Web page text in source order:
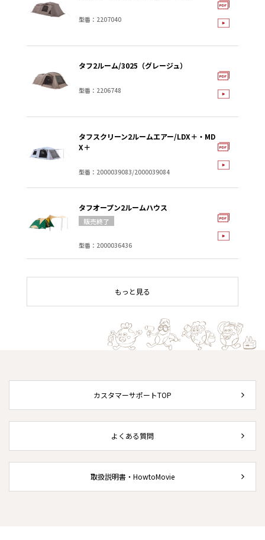
型番：2207040
タフ2ルーム/3025（グレージュ）
型番：2206748
タフスクリーン2ルームエアー/LDX＋・MD
X＋
型番：2000039083/2000039084
タフオープン2ルームハウス
型番：2000036436
もっと見る
カスタマーサポートTOP
よくある質問
取扱説明書・HowtoMovie